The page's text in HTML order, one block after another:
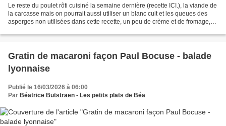
Le reste du poulet rôti cuisiné la semaine dernière (recette ICI.), la viande de
la carcasse mais on pourrait aussi utiliser un blanc cuit et les queues des
asperges non utilisées dans cette recette, un peu de crème et de fromage,
Gratin de macaroni façon Paul Bocuse - balade
lyonnaise
Publié le 16/03/2026 à 06:00
Par Béatrice Butstraen - Les petits plats de Béa